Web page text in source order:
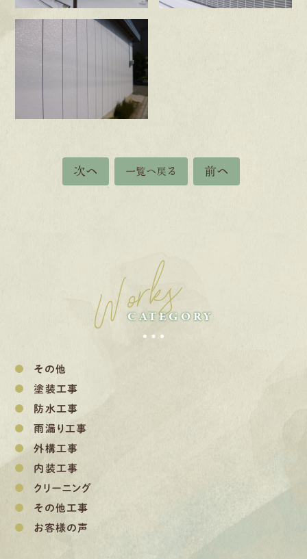
次へ 一覧へ戻る 前へ
Works
CATEGORY
その他
塗装工事
防水工事
雨漏り工事
外構工事
内装工事
クリーニング
その他工事
お客様の声